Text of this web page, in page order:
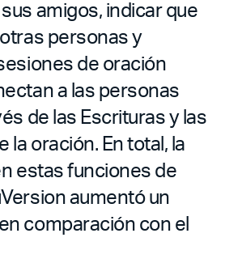
amigos, indicar que
personas y
de oración
a las personas
de las Escrituras y las
la oración. En total, la
estas funciones de
aumentó un
comparación con el